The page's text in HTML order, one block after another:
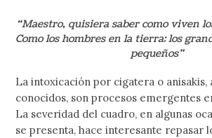
“Maestro, quisiera saber como viven
Como los hombres en la tierra: los
pequeños”
La intoxicación por cigatera o anisakis,
conocidos, son procesos emergentes
La severidad del cuadro, en algunas
se presenta, hace interesante repasar